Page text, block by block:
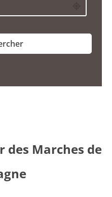
des Marches de